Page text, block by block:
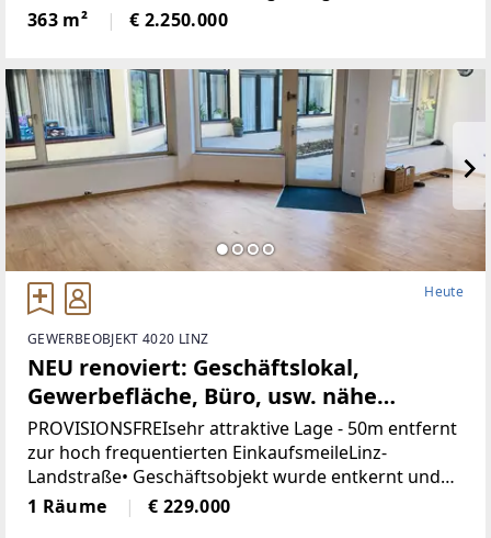
wunderbare Natur.Die Liegenschaft bietet ein hohes
Maß an Privatsphäre, versprüht
363 m² € 2.250.000
Heute
GEWERBEOBJEKT 4020 LINZ
NEU renoviert: Geschäftslokal,
Gewerbefläche, Büro, usw. nähe
Landstrasse-Linz (Provisionsfrei)
PROVISIONSFREIsehr attraktive Lage - 50m entfernt
zur hoch frequentierten EinkaufsmeileLinz-
Landstraße• Geschäftsobjekt wurde entkernt und
generalsaniert• Klimatisiert (Klimaanlage)• neue
Böden, neue Heizkörper•
1 Räume € 229.000